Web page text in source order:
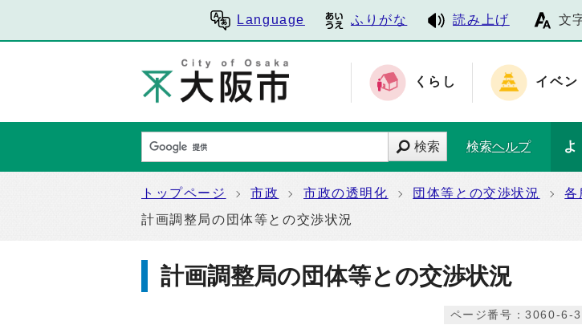
Language ふりがな 読み上げ 文
くらし イベン
検索 検索ヘルプ よ
トップページ 市政 市政の透明化 団体等との交渉状況
各
計画調整局の団体等との交渉状況
計画調整局の団体等との交渉状況
ページ番号：3060-